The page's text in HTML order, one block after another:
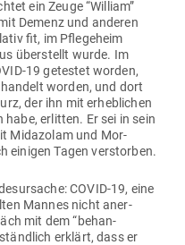
ein Zeuge “William”
Demenz und anderen
fit, im Pfle­geheim
über­stellt wurde. Im
19 getestet worden,
worden, und dort
der ihn mit erheb­lichen
erlitten. Er sei in sein
Mid­azolam und Mor­
einigen Tagen verstorben.
COVID-19, eine
Mannes nicht aner­
mit dem “behan­
erklärt, dass er